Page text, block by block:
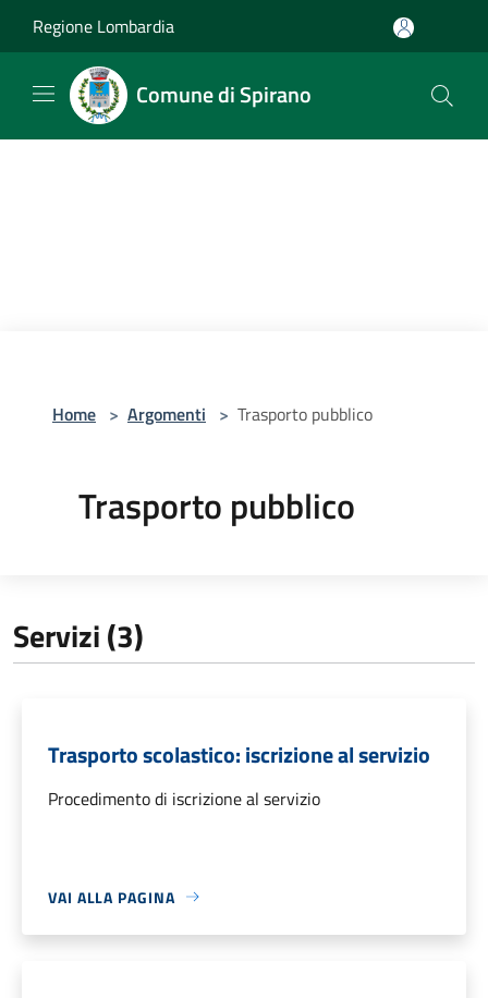
Regione Lombardia
Comune di Spirano
Home > Argomenti > Trasporto pubblico
Trasporto pubblico
Servizi (3)
Trasporto scolastico: iscrizione al servizio
Procedimento di iscrizione al servizio
VAI ALLA PAGINA